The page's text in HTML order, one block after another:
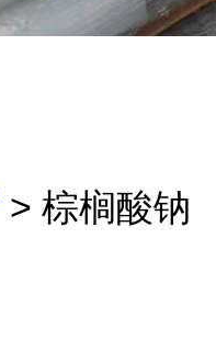
> 棕榈酸钠